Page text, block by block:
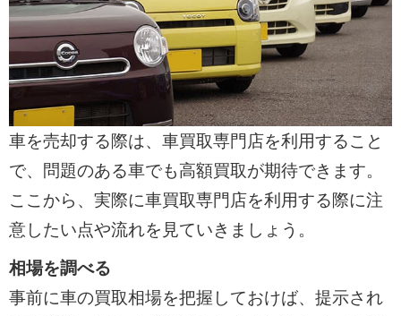
車を売却する際は、車買取専門店を利用すること
で、問題のある車でも高額買取が期待できます。
ここから、実際に車買取専門店を利用する際に注
意したい点や流れを見ていきましょう。
相場を調べる
事前に車の買取相場を把握しておけば、提示され